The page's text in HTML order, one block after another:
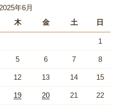
2025年6月
木 金 土 日
1
5 6 7 8
12 13 14 15
19 20 21 22